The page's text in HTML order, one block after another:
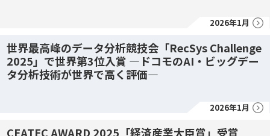
2026年1月
世界最高峰のデータ分析競技会「RecSys Challenge
2025」で世界第3位入賞 ―ドコモのAI・ビッグデー
タ分析技術が世界で高く評価―
2026年1月
CEATEC AWARD 2025「経済産業大臣賞」受賞